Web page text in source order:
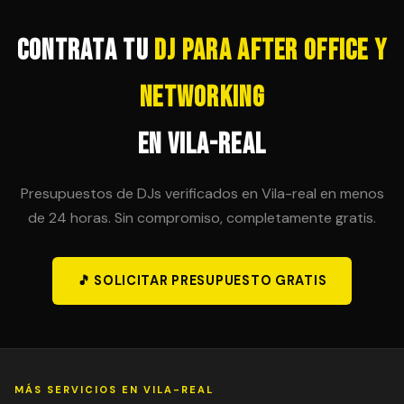
de última hora.
Contrata tu DJ para After Office y
Networking
en Vila-real
Presupuestos de DJs verificados en Vila-real en menos
de 24 horas. Sin compromiso, completamente gratis.
🎵 SOLICITAR PRESUPUESTO GRATIS
MÁS SERVICIOS EN VILA-REAL